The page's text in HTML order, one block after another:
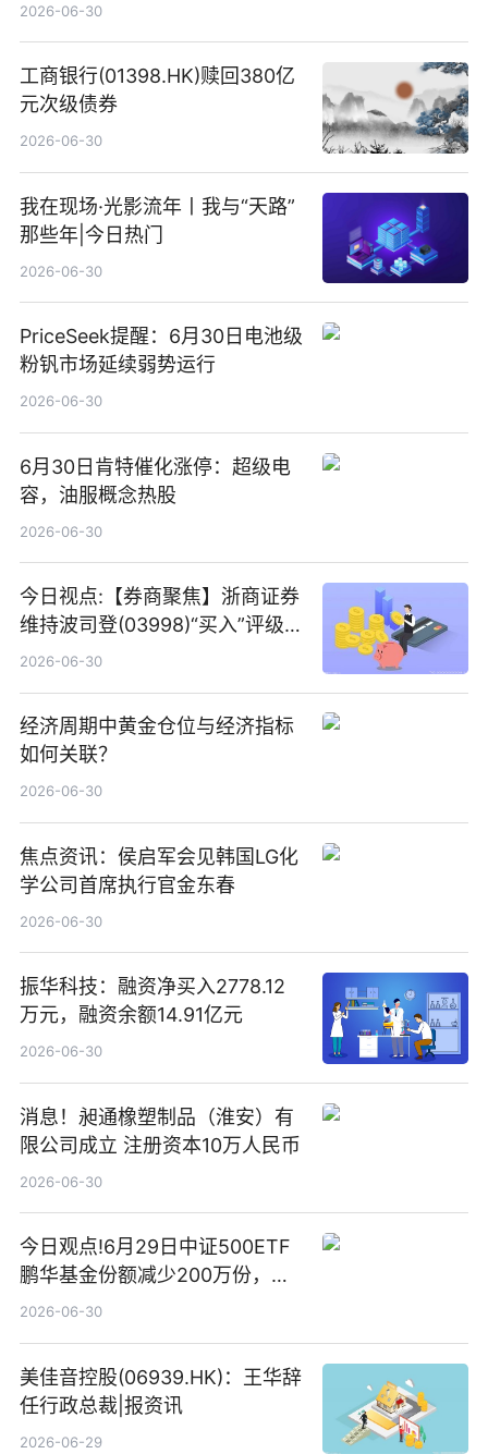
2026-06-30
工商银行(01398.HK)赎回380亿
元次级债券
2026-06-30
我在现场·光影流年丨我与“天路”
那些年|今日热门
2026-06-30
PriceSeek提醒：6月30日电池级
粉钒市场延续弱势运行
2026-06-30
6月30日肯特催化涨停：超级电
容，油服概念热股
2026-06-30
今日视点:【券商聚焦】浙商证券
维持波司登(03998)“买入”评级
指其业绩高质量稳增长
2026-06-30
经济周期中黄金仓位与经济指标
如何关联？
2026-06-30
焦点资讯：侯启军会见韩国LG化
学公司首席执行官金东春
2026-06-30
振华科技：融资净买入2778.12
万元，融资余额14.91亿元
2026-06-30
消息！昶通橡塑制品（淮安）有
限公司成立 注册资本10万人民币
2026-06-30
今日观点!6月29日中证500ETF
鹏华基金份额减少200万份，重
仓股亨通光电、赤峰黄金、佰维
2026-06-30
美佳音控股(06939.HK)：王华辞
任行政总裁|报资讯
2026-06-29